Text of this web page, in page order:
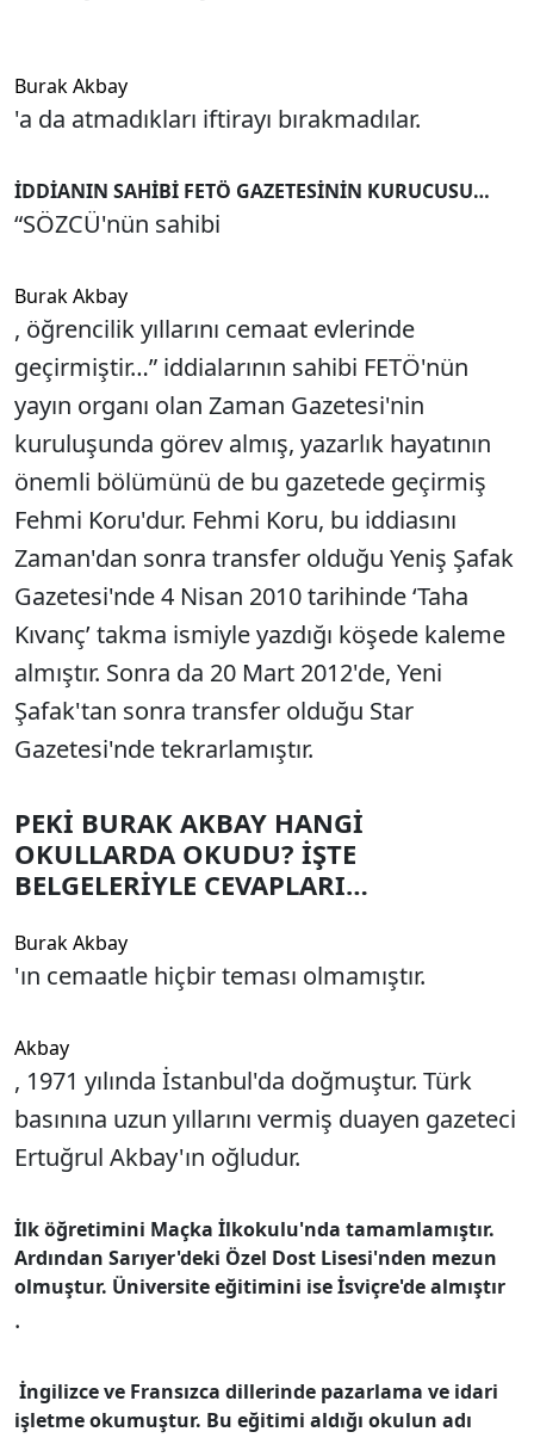
Burak Akbay
'a da atmadıkları iftirayı bırakmadılar.
İDDİANIN SAHİBİ FETÖ GAZETESİNİN KURUCUSU…
“SÖZCÜ'nün sahibi
Burak Akbay
, öğrencilik yıllarını cemaat evlerinde
geçirmiştir…” iddialarının sahibi FETÖ'nün
yayın organı olan Zaman Gazetesi'nin
kuruluşunda görev almış, yazarlık hayatının
önemli bölümünü de bu gazetede geçirmiş
Fehmi Koru'dur. Fehmi Koru, bu iddiasını
Zaman'dan sonra transfer olduğu Yeniş Şafak
Gazetesi'nde 4 Nisan 2010 tarihinde ‘Taha
Kıvanç’ takma ismiyle yazdığı köşede kaleme
almıştır. Sonra da 20 Mart 2012'de, Yeni
Şafak'tan sonra transfer olduğu Star
Gazetesi'nde tekrarlamıştır.
PEKİ BURAK AKBAY HANGİ
OKULLARDA OKUDU? İŞTE
BELGELERİYLE CEVAPLARI…
Burak Akbay
'ın cemaatle hiçbir teması olmamıştır.
Akbay
, 1971 yılında İstanbul'da doğmuştur. Türk
basınına uzun yıllarını vermiş duayen gazeteci
Ertuğrul Akbay'ın oğludur.
İlk öğretimini Maçka İlkokulu'nda tamamlamıştır.
Ardından Sarıyer'deki Özel Dost Lisesi'nden mezun
olmuştur. Üniversite eğitimini ise İsviçre'de almıştır
.
İngilizce ve Fransızca dillerinde pazarlama ve idari
işletme okumuştur. Bu eğitimi aldığı okulun adı